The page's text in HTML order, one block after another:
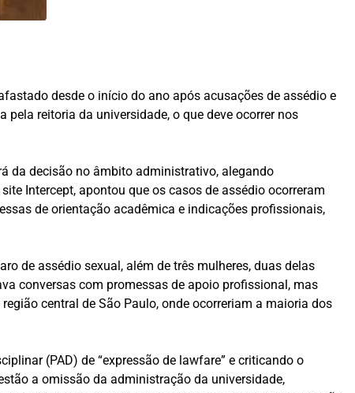
desde o início do ano após acusações de assédio e
reitoria da universidade, o que deve ocorrer nos
da decisão no âmbito administrativo, alegando
Intercept, apontou que os casos de assédio ocorreram
de orientação acadêmica e indicações profissionais,
de assédio sexual, além de três mulheres, duas delas
conversas com promessas de apoio profissional, mas
central de São Paulo, onde ocorreriam a maioria dos
(PAD) de “expressão de lawfare” e criticando o
a omissão da administração da universidade,